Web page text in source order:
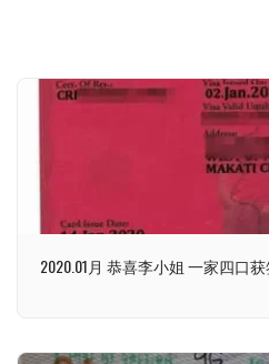
2020.01月 恭喜李小姐 一家四口